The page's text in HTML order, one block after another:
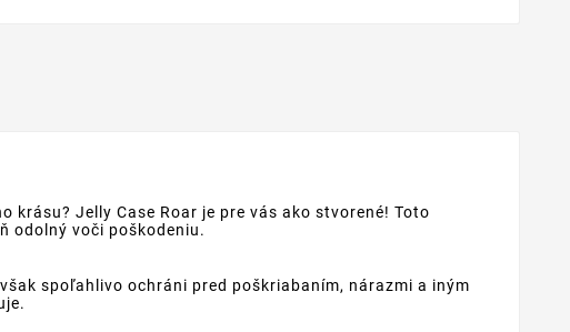
Jelly Case Roar je pre vás ako stvorené! Toto
odolný voči poškodeniu.
spoľahlivo ochráni pred poškriabaním, nárazmi a iným